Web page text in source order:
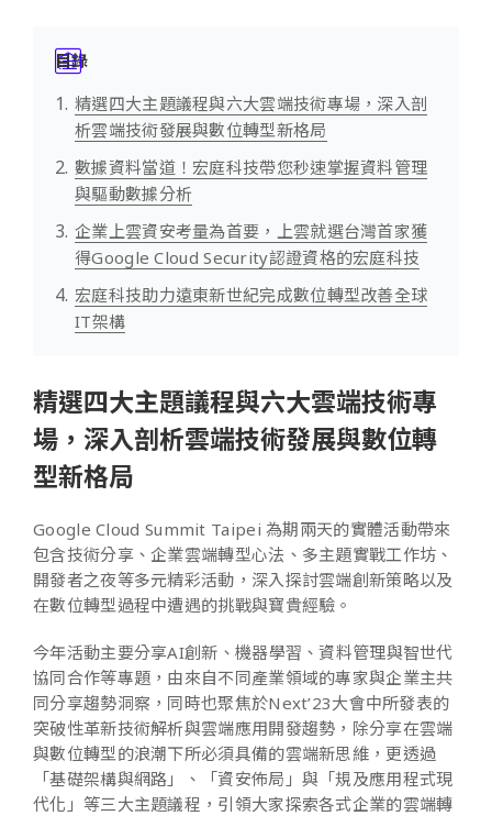
目錄
精選四大主題議程與六大雲端技術專場，深入剖
析雲端技術發展與數位轉型新格局
數據資料當道！宏庭科技帶您秒速掌握資料管理
與驅動數據分析
企業上雲資安考量為首要，上雲就選台灣首家獲
得Google Cloud Security認證資格的宏庭科技
宏庭科技助力遠東新世紀完成數位轉型改善全球
IT架構
精選四大主題議程與六大雲端技術專
場，深入剖析雲端技術發展與數位轉
型新格局
Google Cloud Summit Taipei 為期兩天的實體活動帶來
包含技術分享、企業雲端轉型心法、多主題實戰工作坊、
開發者之夜等多元精彩活動，深入探討雲端創新策略以及
在數位轉型過程中遭遇的挑戰與寶貴經驗。
今年活動主要分享AI創新、機器學習、資料管理與智世代
協同合作等專題，由來自不同產業領域的專家與企業主共
同分享趨勢洞察，同時也聚焦於Next’23大會中所發表的
突破性革新技術解析與雲端應用開發趨勢，除分享在雲端
與數位轉型的浪潮下所必須具備的雲端新思維，更透過
「基礎架構與網路」、「資安佈局」與「規及應用程式現
代化」等三大主題議程，引領大家探索各式企業的雲端轉